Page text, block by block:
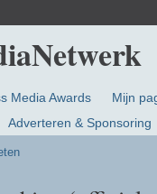
Media Awards
Mijn
Adverteren & Sponsoring